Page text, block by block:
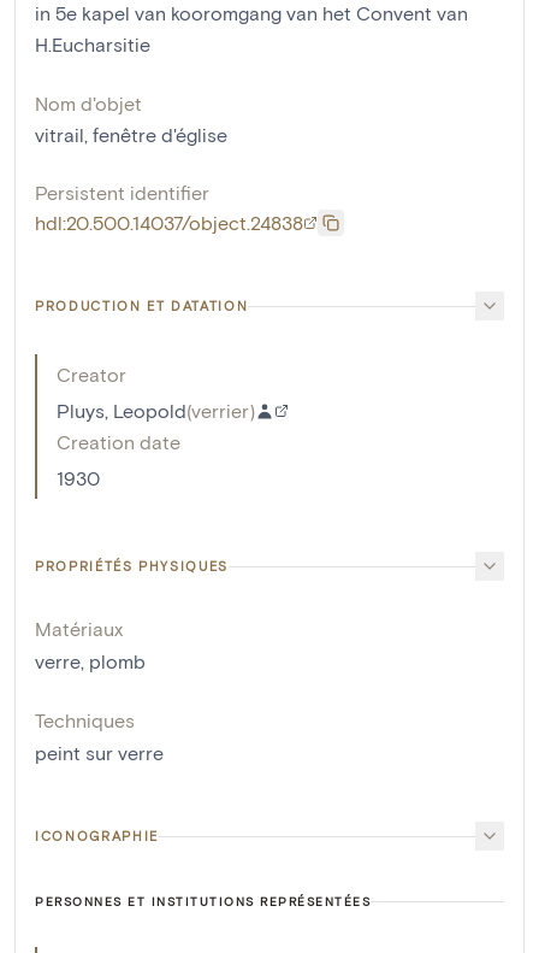
in 5e kapel van kooromgang van het Convent van
H.Eucharsitie
Nom d'objet
vitrail, fenêtre d'église
Persistent identifier
hdl:20.500.14037/object.24838
PRODUCTION ET DATATION
Creator
Pluys, Leopold(verrier)
Creation date
1930
PROPRIÉTÉS PHYSIQUES
Matériaux
verre, plomb
Techniques
peint sur verre
ICONOGRAPHIE
PERSONNES ET INSTITUTIONS REPRÉSENTÉES